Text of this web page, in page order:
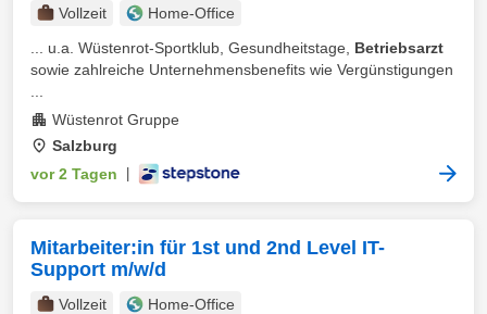
Vollzeit
Home-Office
... u.a. Wüstenrot-Sportklub, Gesundheitstage, Betriebsarzt
sowie zahlreiche Unternehmensbenefits wie Vergünstigungen
Wüstenrot Gruppe
Salzburg
vor 2 Tagen
Mitarbeiter:in für 1st und 2nd Level IT-
Support m/w/d
Vollzeit
Home-Office